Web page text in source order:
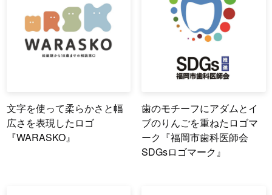
文字を使って柔らかさと幅
広さを表現したロゴ
『WARASKO』
歯のモチーフにアダムとイ
ブのりんごを重ねたロゴマ
ーク『福岡市歯科医師会
SDGsロゴマーク』